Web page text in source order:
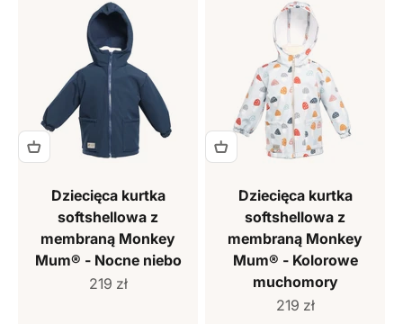
Dziecięca kurtka
softshellowa z
membraną Monkey
Mum® - Nocne niebo
Cena sprzedaży
219 zł
Dziecięca kurtka
softshellowa z
membraną Monkey
Mum® - Kolorowe
muchomory
Cena sprzedaży
219 zł